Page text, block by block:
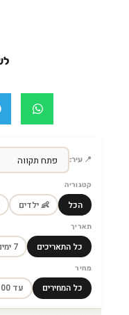
📍 עיר:
קטגוריה
הכל 👶 ילדים
תאריך
כל התאריכים 7 ימים הקרובים
מחיר
כל המחירים עד 100 ₪